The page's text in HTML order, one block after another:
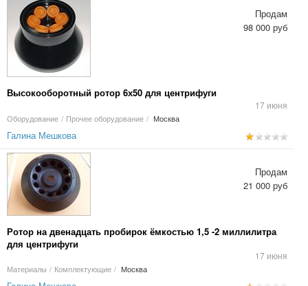
Высокооборотный ротор 6х50 для центрифуги
17 июня
Оборудование / Прочее оборудование / Москва
Продам
98 000 руб
Галина Мешкова
Ротор на двенадцать пробирок ёмкостью 1,5 -2 миллилитра
для центрифуги
17 июня
Материалы / Комплектующие / Москва
Продам
21 000 руб